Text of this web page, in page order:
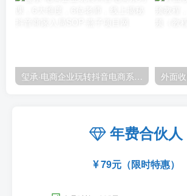
玺承·电商企业玩转抖音电商系列课，6大维度，6位老师，线上揭秘抖音商家入局SOP
年费合伙人
79元（限时特惠）